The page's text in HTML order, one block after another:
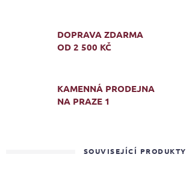
DOPRAVA ZDARMA
OD 2 500 KČ
KAMENNÁ PRODEJNA
NA PRAZE 1
SOUVISEJÍCÍ PRODUKTY